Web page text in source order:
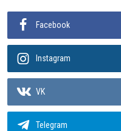
Медики Узбекистана
ВАК
ИИ
PDF-translator
Статистика
Facebook
Instagram
VK
Telegram